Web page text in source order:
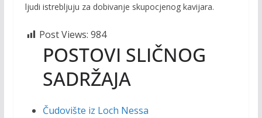
ljudi istrebljuju za dobivanje skupocjenog kavijara.
Post Views: 984
POSTOVI SLIČNOG
SADRŽAJA
Čudovište iz Loch Nessa